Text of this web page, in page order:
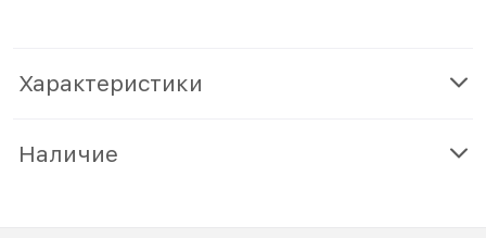
Характеристики
Наличие